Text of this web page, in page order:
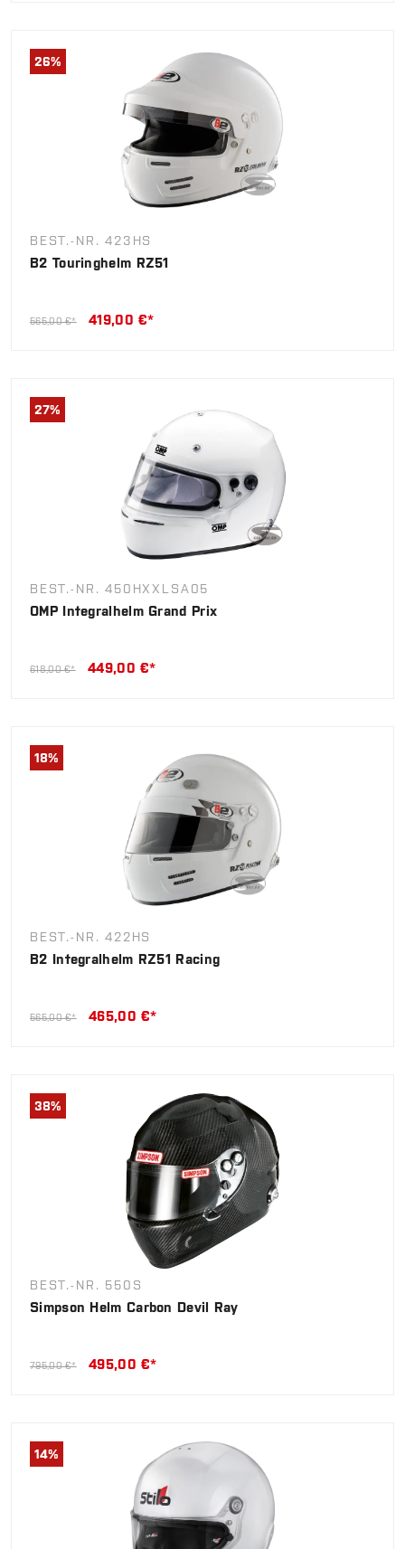
26%
BEST.-NR. 423HS
B2 Touringhelm RZ51
565,00 €* 419,00 €*
27%
BEST.-NR. 450HXXLSA05
OMP Integralhelm Grand Prix
618,00 €* 449,00 €*
18%
BEST.-NR. 422HS
B2 Integralhelm RZ51 Racing
565,00 €* 465,00 €*
38%
BEST.-NR. 550S
Simpson Helm Carbon Devil Ray
795,00 €* 495,00 €*
14%